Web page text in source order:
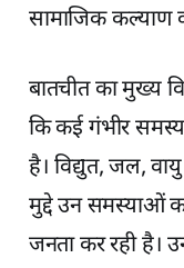
सामाजिक कल्याण
बातचीत का मुख्य
कि कई गंभीर
है। विद्युत, जल,
मुद्दे उन समस्याओं
जनता कर रही है।